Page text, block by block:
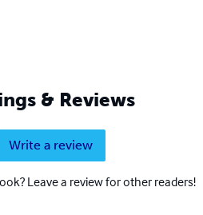
& Reviews
Write a review
Leave a review for other readers!